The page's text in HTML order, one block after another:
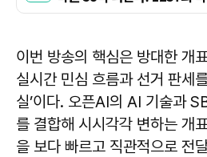
이번 방송의 핵심은 방대한 개
실시간 민심 흐름과 선거 판세
실’이다. 오픈AI의 AI 기술과
를 결합해 시시각각 변하는 개
을 보다 빠르고 직관적으로 전